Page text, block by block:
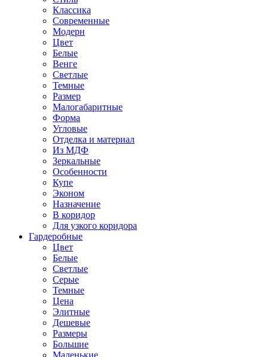
Классика
Современные
Модерн
Цвет
Белые
Венге
Светлые
Темные
Размер
Малогабаритные
Форма
Угловые
Отделка и материал
Из МДФ
Зеркальные
Особенности
Купе
Эконом
Назначение
В коридор
Для узкого коридора
Гардеробные
Цвет
Белые
Светлые
Серые
Темные
Цена
Элитные
Дешевые
Размеры
Большие
Маленькие